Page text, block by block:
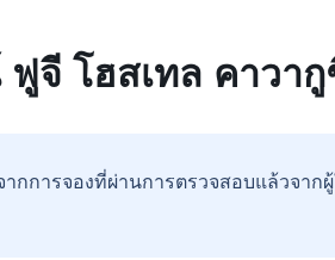
จี โฮสเทล คาวา
ากการจองที่ผ่านการตรวจสอบแล้วจา